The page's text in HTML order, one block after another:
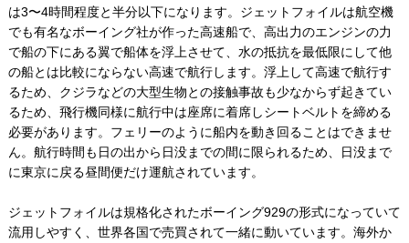
は3〜4時間程度と半分以下になります。ジェットフォイルは航空機
でも有名なボーイング社が作った高速船で、高出力のエンジンの力
で船の下にある翼で船体を浮上させて、水の抵抗を最低限にして他
の船とは比較にならない高速で航行します。浮上して高速で航行す
るため、クジラなどの大型生物との接触事故も少なからず起きてい
るため、飛行機同様に航行中は座席に着席しシートベルトを締める
必要があります。フェリーのように船内を動き回ることはできませ
ん。航行時間も日の出から日没までの間に限られるため、日没まで
に東京に戻る昼間便だけ運航されています。
ジェットフォイルは規格化されたボーイング929の形式になっていて
流用しやすく、世界各国で売買されて一緒に動いています。海外か